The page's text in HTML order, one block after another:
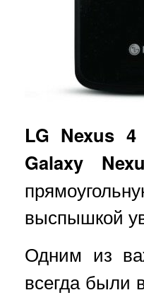
LG Nexus 4
Galaxy
выспышкой
Одним из
всегда были